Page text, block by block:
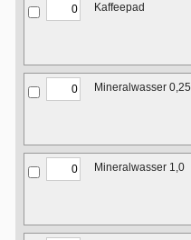
Kaffeepad
Mineralwasser 0,25
Mineralwasser 1,0